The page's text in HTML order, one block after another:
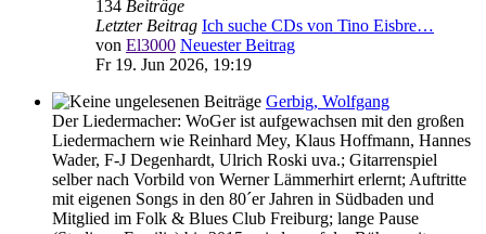
134 Beiträge
Letzter Beitrag Ich suche CDs von Tino Eisbre…
von El3000 Neuester Beitrag
Fr 19. Jun 2026, 19:19
Gerbig, Wolfgang
Der Liedermacher: WoGer ist aufgewachsen mit den großen
Liedermachern wie Reinhard Mey, Klaus Hoffmann, Hannes
Wader, F-J Degenhardt, Ulrich Roski uva.; Gitarrenspiel
selber nach Vorbild von Werner Lämmerhirt erlernt; Auftritte
mit eigenen Songs in den 80´er Jahren in Südbaden und
Mitglied im Folk & Blues Club Freiburg; lange Pause